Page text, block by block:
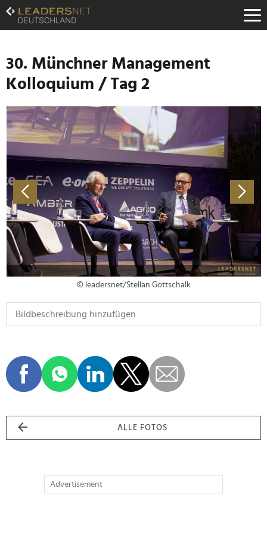
Zum
Inhalt
Zur
Navigation
Zur
Hauptnavigation
30. Münchner Management
Kolloquium / Tag 2
© leadersnet/Stellan Gottschalk
ALLE FOTOS
Advertisement